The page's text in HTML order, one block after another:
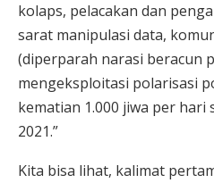
kolaps, pelacakan dan
sarat manipulasi data,
(diperparah narasi beracun
mengeksploitasi polarisasi
kematian 1.000 jiwa per hari
2021.”
Kita bisa lihat, kalimat